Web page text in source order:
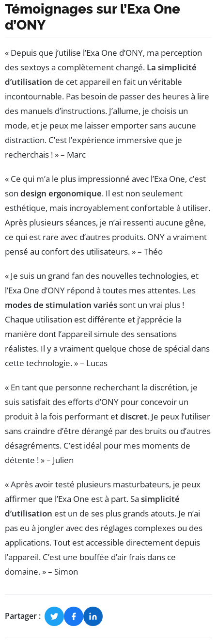
Témoignages sur l’Exa One
d’ONY
« Depuis que j’utilise l’Exa One d’ONY, ma perception
des sextoys a complètement changé. La simplicité
d’utilisation de cet appareil en fait un véritable
incontournable. Pas besoin de passer des heures à lire
des manuels d’instructions. J’allume, je choisis un
mode, et je peux me laisser emporter sans aucune
distraction. C’est l’expérience immersive que je
recherchais ! » – Marc
« Ce qui m’a le plus impressionné avec l’Exa One, c’est
son design ergonomique. Il est non seulement
esthétique, mais incroyablement confortable à utiliser.
Après plusieurs séances, je n’ai ressenti aucune gêne,
ce qui est rare avec d’autres produits. ONY a vraiment
pensé au confort des utilisateurs. » – Théo
« Je suis un grand fan des nouvelles technologies, et
l’Exa One d’ONY répond à toutes mes attentes. Les
modes de stimulation variéssont un vrai plus !
Chaque utilisation est différente et j’apprécie la
manière dont l’appareil simule des sensations
réalistes. Il y a vraiment quelque chose de spécial dans
cette technologie. » – Lucas
« En tant que personne recherchant la discrétion, je
suis satisfait des efforts d’ONY pour concevoir un
produit à la fois performant etdiscret. Je peux l’utiliser
sans craindre d’être dérangé par des bruits ou d’autres
désagréments. C’est idéal pour mes moments de
détente ! » – Julien
« Après avoir testé plusieurs masturbateurs, je peux
affirmer que l’Exa One est à part. Sa simplicité
d’utilisation est un de ses plus grands atouts. Je n’ai
pas eu à jongler avec des réglages complexes ou des
applications. Tout est accessible directement depuis
l’appareil. C’est une bouffée d’air frais dans ce
domaine. » – Simon
Partager :